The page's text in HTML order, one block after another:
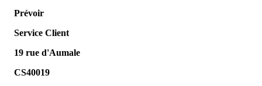
Prévoir
Service Client
19 rue d'Aumale
CS40019